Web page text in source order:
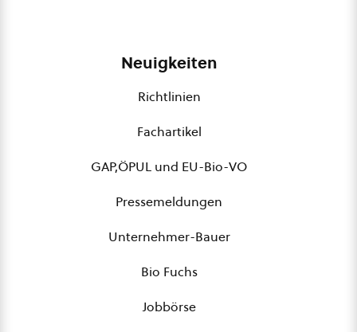
Neuigkeiten
Richtlinien
Fachartikel
GAP,ÖPUL und EU-Bio-VO
Pressemeldungen
Unternehmer-Bauer
Bio Fuchs
Jobbörse